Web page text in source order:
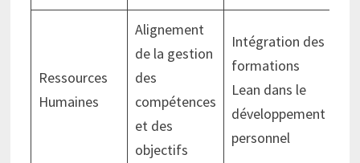
Ressources
Humaines
Alignement
de la gestion
des
compétences
et des
objectifs
Intégration des
formations
Lean dans le
développement
personnel